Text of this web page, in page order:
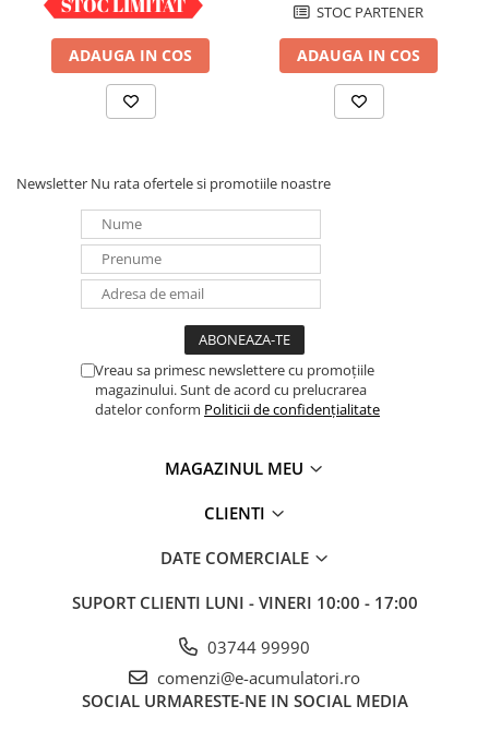
IN STOC
ADAUGA IN COS
STOC PARTENER
ADAUGA IN COS
Newsletter Nu rata ofertele si promotiile noastre
Vreau sa primesc newslettere cu promoțiile
magazinului. Sunt de acord cu prelucrarea
datelor conform Politicii de confidențialitate
MAGAZINUL MEU
CLIENTI
DATE COMERCIALE
SUPORT CLIENTI LUNI - VINERI 10:00 - 17:00
03744 99990
comenzi@e-acumulatori.ro
SOCIAL URMARESTE-NE IN SOCIAL MEDIA